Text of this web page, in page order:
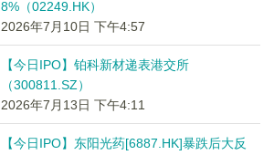
8%（02249.HK）
2026年7月10日 下午4:57
【今日IPO】铂科新材递表港交所
（300811.SZ）
2026年7月13日 下午4:11
【今日IPO】东阳光药[6887.HK]暴跌后大反